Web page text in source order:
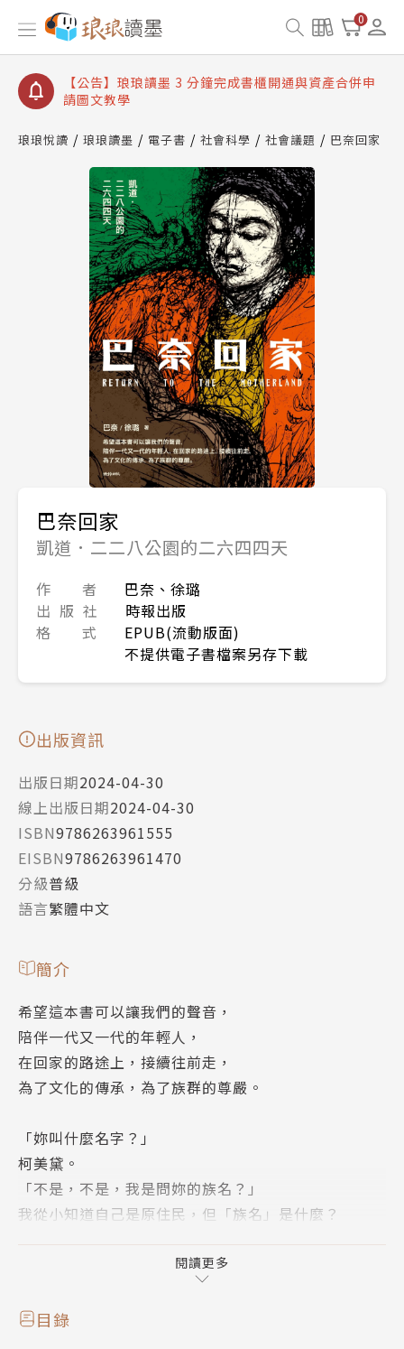
0
【公告】琅琅讀墨數位閱讀資產合併與書櫃開通申請
【公告】琅琅讀墨書櫃開通常見問題
【公告】琅琅讀墨 3 分鐘完成書櫃開通與資產合併申
請圖文教學
查詢
【公告】琅琅讀墨數位閱讀資產合併與書櫃開通申請
琅琅悅讀 琅琅讀墨 電子書 社會科學 社會議題 巴奈回家
巴奈回家
凱道．二二八公園的二六四四天
作 者
巴奈、徐璐
出 版 社
時報出版
格 式
EPUB(流動版面)
不提供電子書檔案另存下載
出版資訊
出版日期2024-04-30
線上出版日期2024-04-30
ISBN9786263961555
EISBN9786263961470
分級普級
語言繁體中文
簡介
希望這本書可以讓我們的聲音，
陪伴一代又一代的年輕人，
在回家的路途上，接續往前走，
為了文化的傳承，為了族群的尊嚴。
「妳叫什麼名字？」
柯美黛。
「不是，不是，我是問妳的族名？」
我從小知道自己是原住民，但「族名」是什麼？
以〈流浪記〉聞名歌壇的巴奈，從自我認同的迷惘裡走
上族群命運的反思與奮起。為了原住民族的「尊嚴」、
為了「轉型正義」、為了要求政府「完整劃設原住民族
閱讀更多
目錄